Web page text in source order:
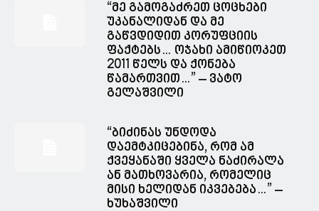
“მე გამოგაძრეთ ცოცხები
უკანალიდან და მე
გაწვდიდით კორუფციის
ფაქტებს… ოჯახი ამიწიოკეთ
2011 წელს და ქონება
წამართვით…” – ვატო
გელაშვილი
“ბიძინას უნდოდა
დაემტკიცებინა, რომ ამ
ქვეყანაში ყველა ნაძირალა
ან მათხოვარია, რომელიც
მისი ხელიდან იკვებება…” –
ხუხაშვილი